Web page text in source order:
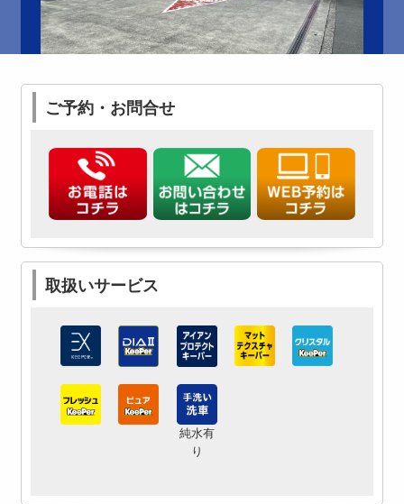
ご予約・お問合せ
取扱いサービス
純水有
り